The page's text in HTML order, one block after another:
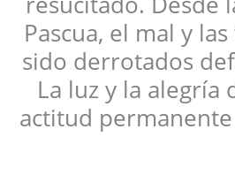
Pascua, el mal y
sido derrotados
La luz y la alegría
actitud